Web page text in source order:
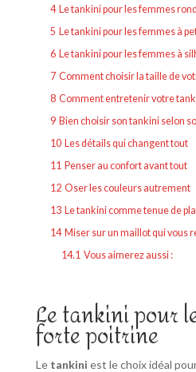
4
Le tankini pour les femmes
5
Le tankini pour les femmes à
6
Le tankini pour les femmes à
7 Comment choisir la taille de
8 Comment entretenir votre
9 Bien choisir son tankini selon
10
Les détails qui changent tout
11 Penser au confort avant tout
12 Oser les couleurs autrement
13
Le tankini comme tenue de
14 Miser sur un maillot qui vous
14.1 Vous aimerez aussi :
Le tankini pour
forte poitrine
Le tankini est le choix idéal